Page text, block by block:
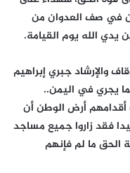
في صف العدوان من
يدي الله يوم القيامة.
والإرشاد جبري إبراهيم
يجري في اليمن..
أقدامهم أرض الوطن أن
فقد زاروا جميع مساجد
الحق ما لم فإنهم